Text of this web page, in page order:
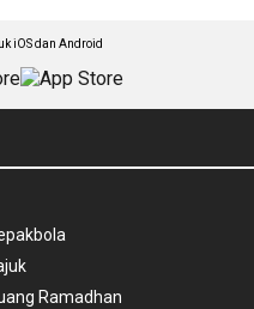
iOS dan Android
Ramadhan